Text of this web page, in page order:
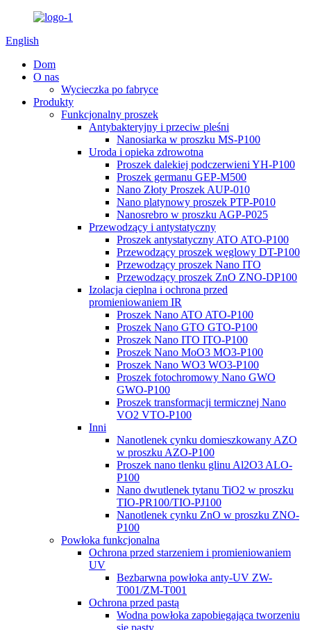
English
Dom
O nas
Wycieczka po fabryce
Produkty
Funkcjonalny proszek
Antybakteryjny i przeciw pleśni
Nanosiarka w proszku MS-P100
Uroda i opieka zdrowotna
Proszek dalekiej podczerwieni YH-P100
Proszek germanu GEP-M500
Nano Złoty Proszek AUP-010
Nano platynowy proszek PTP-P010
Nanosrebro w proszku AGP-P025
Przewodzący i antystatyczny
Proszek antystatyczny ATO ATO-P100
Przewodzący proszek węglowy DT-P100
Przewodzący proszek Nano ITO
Przewodzący proszek ZnO ZNO-DP100
Izolacja cieplna i ochrona przed
promieniowaniem IR
Proszek Nano ATO ATO-P100
Proszek Nano GTO GTO-P100
Proszek Nano ITO ITO-P100
Proszek Nano MoO3 MO3-P100
Proszek Nano WO3 WO3-P100
Proszek fotochromowy Nano GWO
GWO-P100
Proszek transformacji termicznej Nano
VO2 VTO-P100
Inni
Nanotlenek cynku domieszkowany AZO
w proszku AZO-P100
Proszek nano tlenku glinu Al2O3 ALO-
P100
Nano dwutlenek tytanu TiO2 w proszku
TIO-PR100/TIO-PJ100
Nanotlenek cynku ZnO w proszku ZNO-
P100
Powłoka funkcjonalna
Ochrona przed starzeniem i promieniowaniem
UV
Bezbarwna powłoka anty-UV ZW-
T001/ZM-T001
Ochrona przed pastą
Wodna powłoka zapobiegająca tworzeniu
się pasty